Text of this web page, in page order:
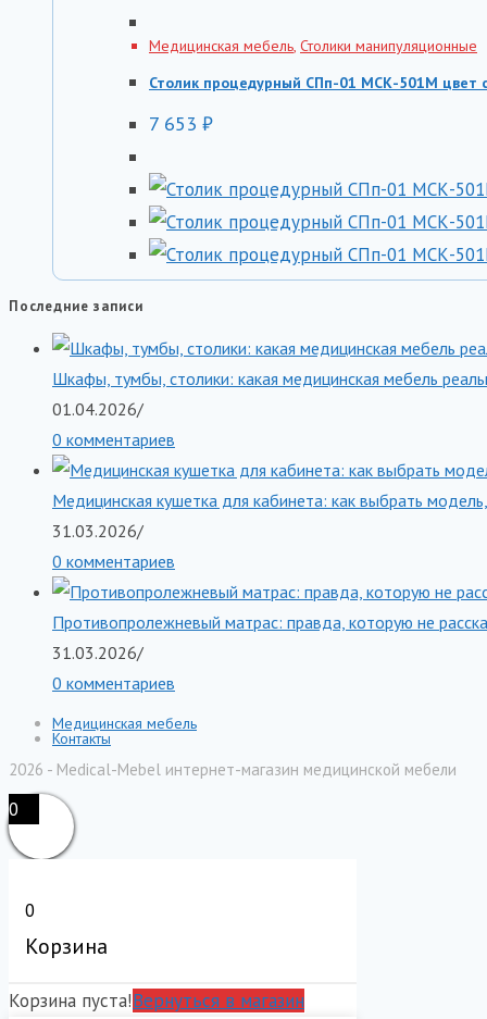
Медицинская мебель, Столики манипуляционные
Столик процедурный СПп-01 МСК-501М цвет
7 653 ₽
Последние записи
Шкафы, тумбы, столики: какая медицинская мебель
01.04.2026/
0 комментариев
Медицинская кушетка для кабинета: как выбрать
31.03.2026/
0 комментариев
Противопролежневый матрас: правда, которую не
31.03.2026/
0 комментариев
Медицинская мебель
Контакты
2026 - Medical-Mebel интернет-магазин медицинской мебели
0
0
Корзина
Корзина пуста!Вернуться в магазин